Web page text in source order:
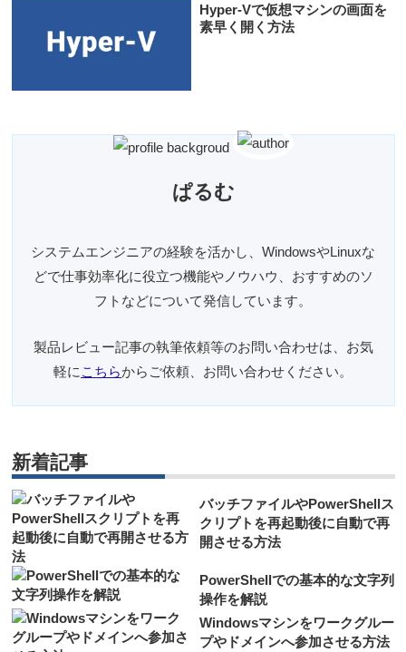
Hyper-Vで仮想マシンの画面を
素早く開く方法
ぱるむ
システムエンジニアの経験を活かし、WindowsやLinuxな
どで仕事効率化に役立つ機能やノウハウ、おすすめのソ
フトなどについて発信しています。
製品レビュー記事の執筆依頼等のお問い合わせは、お気
軽に こちらからご依頼、お問い合わせください。
新着記事
バッチファイルやPowerShellス
クリプトを再起動後に自動で再
開させる方法
PowerShellでの基本的な文字列
操作を解説
Windowsマシンをワークグルー
プやドメインへ参加させる方法